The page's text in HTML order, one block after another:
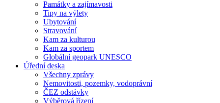
Památky a zajímavosti
Tipy na výlety
Ubytování
Stravování
Kam za kulturou
Kam za sportem
Globální geopark UNESCO
Úřední deska
Všechny zprávy
Nemovitosti, pozemky, vodoprávní
ČEZ odstávky
Výběrová řízení